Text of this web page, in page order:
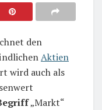
den
Aktien
wird auch als
„Markt“